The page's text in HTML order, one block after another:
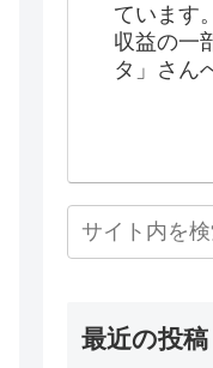
ています。
収益の一
タ」さん
最近の投稿